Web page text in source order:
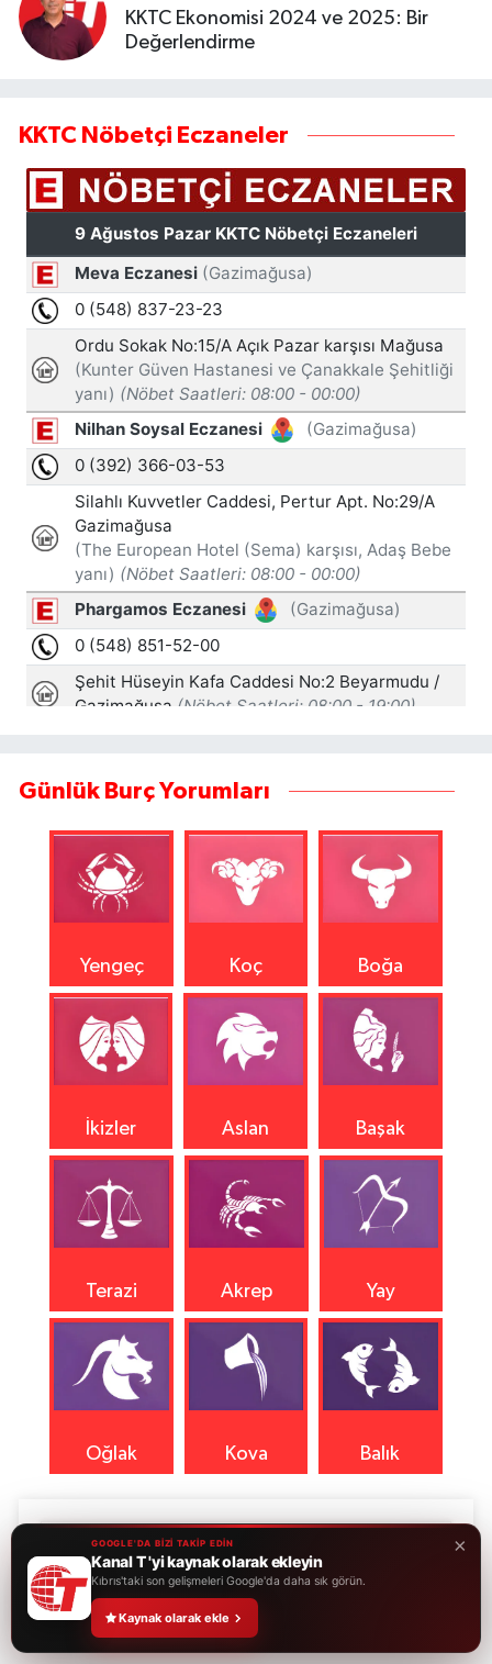
KKTC Ekonomisi 2024 ve 2025: Bir
Değerlendirme
KKTC Nöbetçi Eczaneler
Günlük Burç Yorumları
Yengeç Koç Boğa
İkizler Aslan Başak
Terazi Akrep Yay
Oğlak Kova Balık
×
GOOGLE'DA BİZİ TAKİP EDİN
Kanal T 'yi kaynak olarak ekleyin
Kıbrıs'taki son gelişmeleri Google'da daha sık görün.
Kaynak olarak ekle